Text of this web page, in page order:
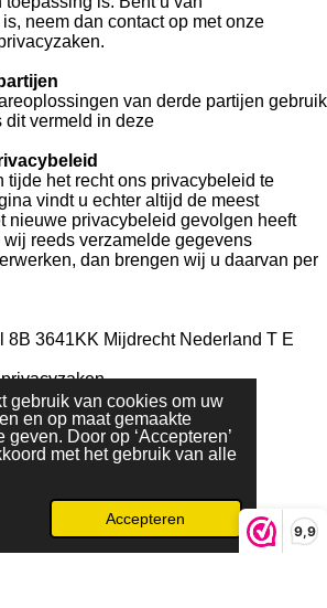
gebruik van cookies om uw
en op maat gemaakte
Door op ‘Accepteren’
met het gebruik van alle
Accepteren
9,9
neem dan contact op met onze
van derde partijen gebruik
dit vermeld in deze
tijde het recht ons privacybeleid te
vindt u echter altijd de meest
nieuwe privacybeleid gevolgen heeft
reeds verzamelde gegevens
dan brengen wij u daarvan per
8B 3641KK Mijdrecht Nederland T E
Zwam
voorwaarden-Privacy
Retourneren -Klachten
KvK-nummer: 95041443